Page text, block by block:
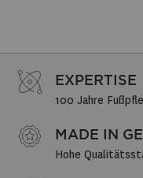
EXPERTISE
100 Jahre
MADE IN
Hohe